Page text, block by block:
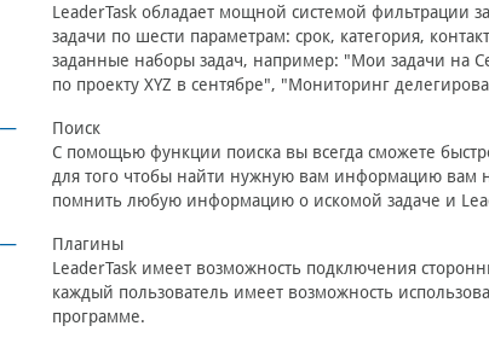
LeaderTask обладает мощной системой
задачи по шести параметрам: срок, категория,
заданные наборы задач, например: "Мои задачи
по проекту XYZ в сентябре", "Мониторинг
Поиск
С помощью функции поиска вы всегда сможете
для того чтобы найти нужную вам информацию вам
помнить любую информацию о искомой задаче и
Плагины
LeaderTask имеет возможность подключения
каждый пользователь имеет возможность
программе.